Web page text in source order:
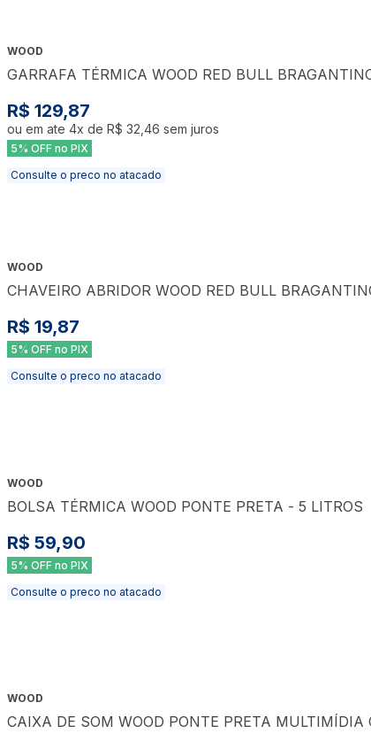
WOOD
GARRAFA TÉRMICA WOOD RED BULL
R$ 129,87
ou em ate 4x de R$ 32,46 sem juros
5% OFF no PIX
Consulte o preco no atacado
WOOD
CHAVEIRO ABRIDOR WOOD RED BULL
R$ 19,87
5% OFF no PIX
Consulte o preco no atacado
WOOD
BOLSA TÉRMICA WOOD PONTE PRETA - 5 LITROS
R$ 59,90
5% OFF no PIX
Consulte o preco no atacado
WOOD
CAIXA DE SOM WOOD PONTE PRETA MULTIMÍDIA